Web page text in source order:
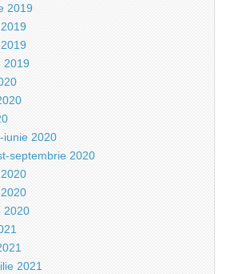
2019
2019
iunie 2020
septembrie 2020
2020
2021